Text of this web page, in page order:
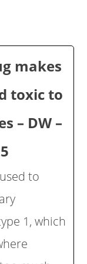
makes
toxic to
– DW –
to
1, which